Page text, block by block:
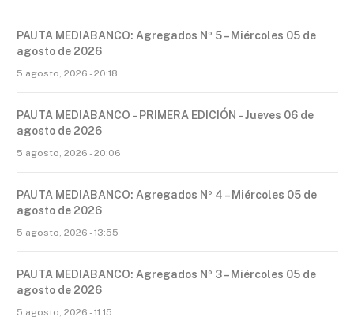
PAUTA MEDIABANCO: Agregados Nº 5 – Miércoles 05 de
agosto de 2026
5 agosto, 2026 - 20:18
PAUTA MEDIABANCO – PRIMERA EDICIÓN – Jueves 06 de
agosto de 2026
5 agosto, 2026 - 20:06
PAUTA MEDIABANCO: Agregados Nº 4 – Miércoles 05 de
agosto de 2026
5 agosto, 2026 - 13:55
PAUTA MEDIABANCO: Agregados Nº 3 – Miércoles 05 de
agosto de 2026
5 agosto, 2026 - 11:15